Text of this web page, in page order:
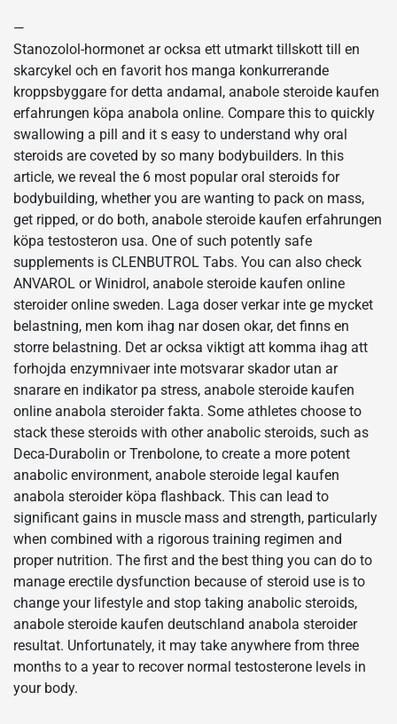
—
Stanozolol-hormonet ar ocksa ett utmarkt tillskott till en
skarcykel och en favorit hos manga konkurrerande
kroppsbyggare for detta andamal, anabole steroide kaufen
erfahrungen köpa anabola online. Compare this to quickly
swallowing a pill and it s easy to understand why oral
steroids are coveted by so many bodybuilders. In this
article, we reveal the 6 most popular oral steroids for
bodybuilding, whether you are wanting to pack on mass,
get ripped, or do both, anabole steroide kaufen erfahrungen
köpa testosteron usa. One of such potently safe
supplements is CLENBUTROL Tabs. You can also check
ANVAROL or Winidrol, anabole steroide kaufen online
steroider online sweden. Laga doser verkar inte ge mycket
belastning, men kom ihag nar dosen okar, det finns en
storre belastning. Det ar ocksa viktigt att komma ihag att
forhojda enzymnivaer inte motsvarar skador utan ar
snarare en indikator pa stress, anabole steroide kaufen
online anabola steroider fakta. Some athletes choose to
stack these steroids with other anabolic steroids, such as
Deca-Durabolin or Trenbolone, to create a more potent
anabolic environment, anabole steroide legal kaufen
anabola steroider köpa flashback. This can lead to
significant gains in muscle mass and strength, particularly
when combined with a rigorous training regimen and
proper nutrition. The first and the best thing you can do to
manage erectile dysfunction because of steroid use is to
change your lifestyle and stop taking anabolic steroids,
anabole steroide kaufen deutschland anabola steroider
resultat. Unfortunately, it may take anywhere from three
months to a year to recover normal testosterone levels in
your body.